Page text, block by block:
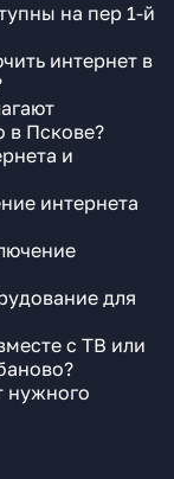
на пер 1-й
интернет в
в Пскове?
и
интернета
для
с ТВ или
нужного